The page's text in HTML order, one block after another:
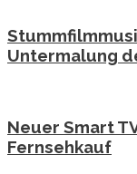
Untermalung
Neuer Smart
Fernsehkauf